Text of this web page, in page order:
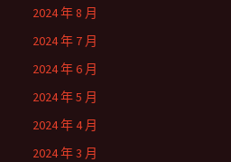
2024 年 8 月
2024 年 7 月
2024 年 6 月
2024 年 5 月
2024 年 4 月
2024 年 3 月